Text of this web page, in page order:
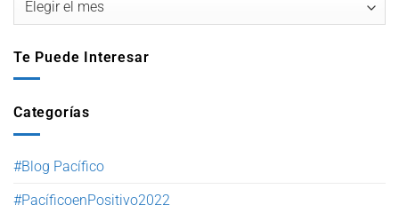
Te Puede Interesar
Categorías
#Blog Pacífico
#PacíficoenPositivo2022